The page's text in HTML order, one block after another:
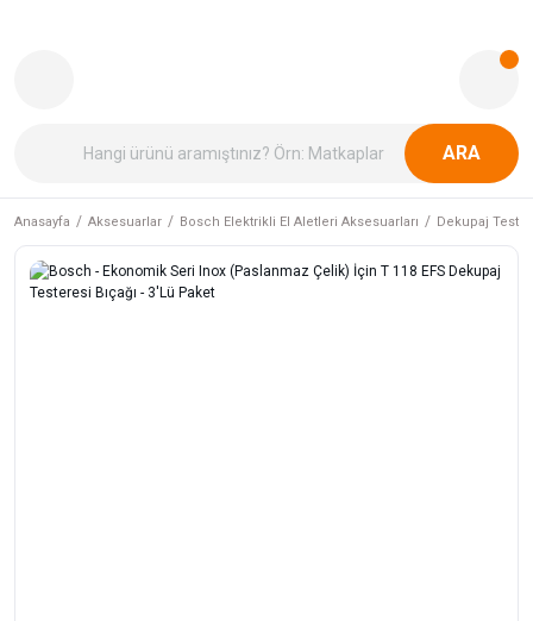
ARA
Anasayfa Aksesuarlar Bosch Elektrikli El Aletleri Aksesuarları Dekupaj